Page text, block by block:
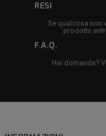
RESI
Se qualcosa non
prodotto
F.A.Q.
Hai domande?